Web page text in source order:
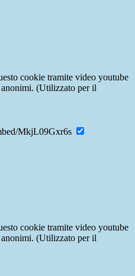
cookie tramite video youtube
(Utilizzato per il
MkjL09Gxr6s
cookie tramite video youtube
(Utilizzato per il